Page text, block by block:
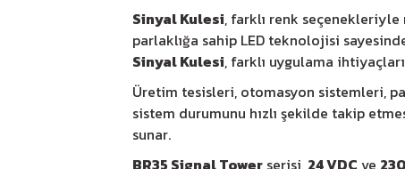
Sinyal Kulesi, farklı renk
parlaklığa sahip LED teknolojisi
Sinyal Kulesi, farklı uygulama
Üretim tesisleri, otomasyon sistemleri,
sistem durumunu hızlı şekilde takip
sunar.
BR35 Signal Tower serisi, 24 VDC ve